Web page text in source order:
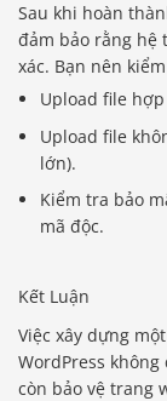
Sau khi hoàn
đảm bảo rằng hệ
xác. Bạn nên
Upload file
Upload file
lớn).
Kiểm tra bảo
mã độc.
Kết Luận
Việc xây dựng
WordPress
còn bảo vệ trang